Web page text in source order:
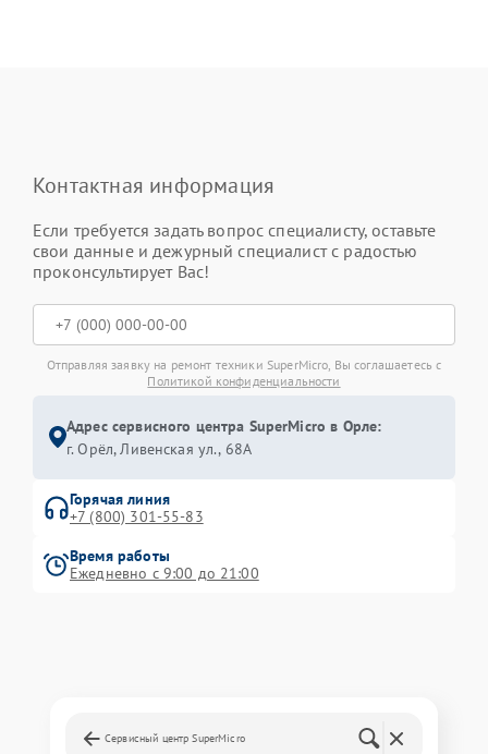
Контактная информация
Если требуется задать вопрос специалисту, оставьте
свои данные и дежурный специалист с радостью
проконсультирует Вас!
Отправляя заявку на ремонт техники SuperMicro, Вы соглашаетесь с
Политикой конфиденциальности
Адрес сервисного центра SuperMicro в Орле:
г. Орёл, Ливенская ул., 68А
Горячая линия
+7 (800) 301-55-83
Время работы
Ежедневно с 9:00 до 21:00
Сервисный центр SuperMicro